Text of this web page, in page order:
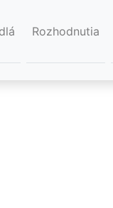
Rozhodnutia